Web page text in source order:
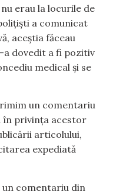
erau la locurile de
a comunicat
aceștia făceau
a dovedit a fi pozitiv
medical și se
un comentariu
în privința acestor
articolului,
expediată
un comentariu din